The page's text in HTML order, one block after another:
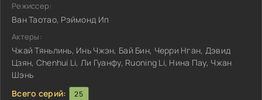
Режиссер:
Ван Таотао, Рэймонд Ип
Актеры:
Чжай Тяньлинь, Инь Чжэн, Бай Бин, Черри Нган, Дэвид
Цзян, Chenhui Li, Ли Гуанфу, Ruoning Li, Нина Пау, Чжан
Шэнь
Всего серий:
25